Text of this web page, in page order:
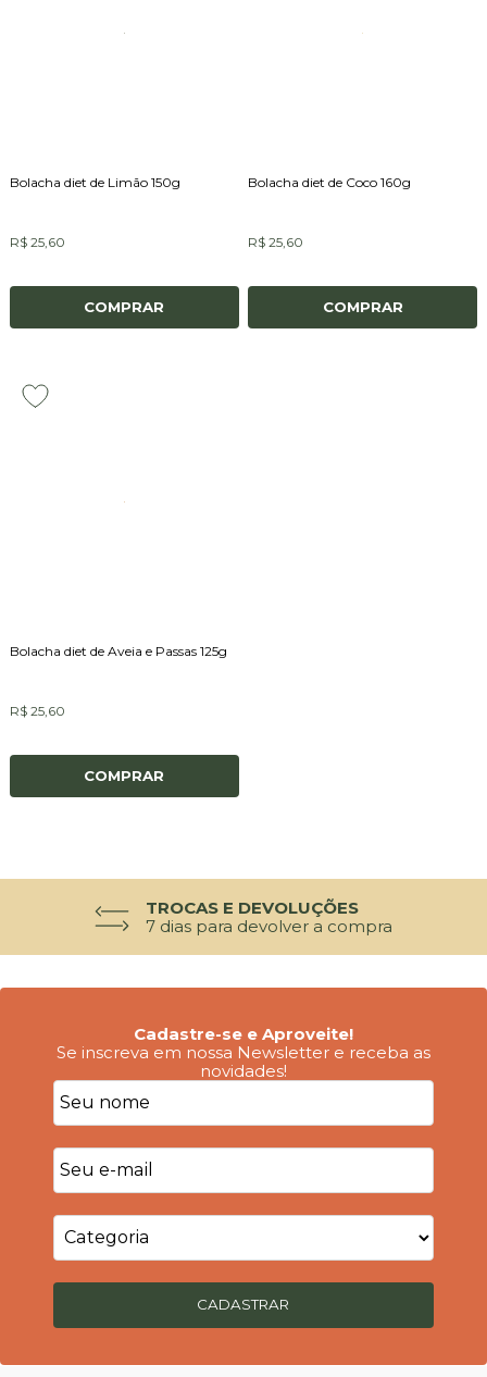
Bolacha diet de Limão 150g
R$ 25,60
COMPRAR
Bolacha diet de Coco 160g
R$ 25,60
COMPRAR
Bolacha diet de Aveia e Passas 125g
R$ 25,60
COMPRAR
TROCAS E DEVOLUÇÕES
7 dias para devolver a compra
Cadastre-se e Aproveite!
Se inscreva em nossa Newsletter e receba as
novidades!
CADASTRAR